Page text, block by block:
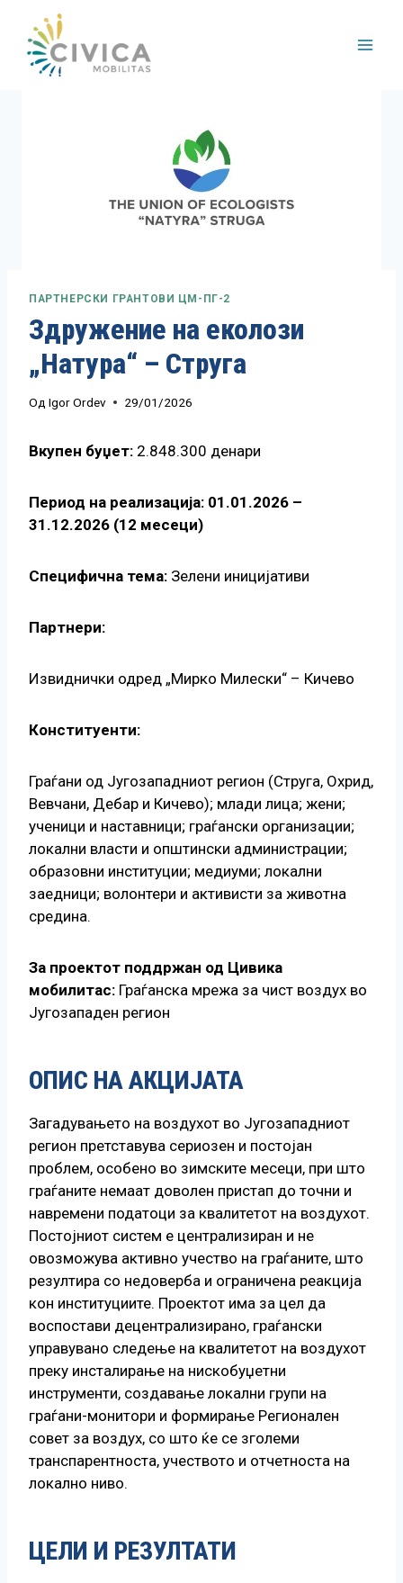
content
ПАРТНЕРСКИ ГРАНТОВИ ЦМ-ПГ-2
Здружение на еколози
„Натура“ – Струга
Од Igor Ordev 29/01/2026
Вкупен буџет: 2.848.300 денари
Период на реализација: 01.01.2026 –
31.12.2026 (12 месеци)
Специфична тема: Зелени иницијативи
Партнери:
Извиднички одред „Мирко Милески“ – Кичево
Конституенти:
Граѓани од Југозападниот регион (Струга, Охрид,
Вевчани, Дебар и Кичево); млади лица; жени;
ученици и наставници; граѓански организации;
локални власти и општински администрации;
образовни институции; медиуми; локални
заедници; волонтери и активисти за животна
средина.
За проектот поддржан од Цивика
мобилитас: Граѓанска мрежа за чист воздух во
Југозападен регион
ОПИС НА АКЦИЈАТА
Загадувањето на воздухот во Југозападниот
регион претставува сериозен и постојан
проблем, особено во зимските месеци, при што
граѓаните немаат доволен пристап до точни и
навремени податоци за квалитетот на воздухот.
Постојниот систем е централизиран и не
овозможува активно учество на граѓаните, што
резултира со недоверба и ограничена реакција
кон институциите. Проектот има за цел да
воспостави децентрализирано, граѓански
управувано следење на квалитетот на воздухот
преку инсталирање на нискобуџетни
инструменти, создавање локални групи на
граѓани-монитори и формирање Регионален
совет за воздух, со што ќе се зголеми
транспарентноста, учеството и отчетноста на
локално ниво.
ЦЕЛИ И РЕЗУЛТАТИ